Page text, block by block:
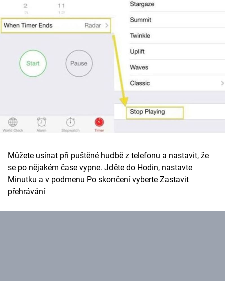
Můžete usínat při puštěné hudbě z telefonu a nastavit, že
se po nějakém čase vypne. Jděte do Hodin, nastavte
Minutku a v podmenu Po skončení vyberte Zastavit
přehrávání